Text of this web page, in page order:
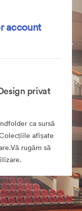
account
privat
ca sursă
afișate
rugăm să